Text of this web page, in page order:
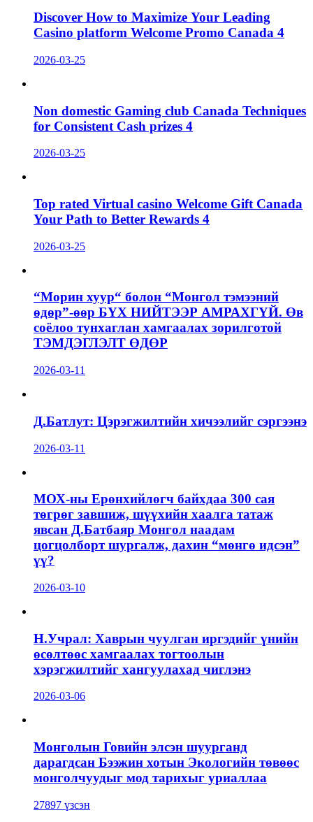
Discover How to Maximize Your Leading
Casino platform Welcome Promo Canada 4
2026-03-25
Non domestic Gaming club Canada Techniques
for Consistent Cash prizes 4
2026-03-25
Top rated Virtual casino Welcome Gift Canada
Your Path to Better Rewards 4
2026-03-25
“Морин хуур“ болон “Монгол тэмээний
өдөр”-өөр БҮХ НИЙТЭЭР АМРАХГҮЙ. Өв
соёлоо тунхаглан хамгаалах зорилготой
ТЭМДЭГЛЭЛТ ӨДӨР
2026-03-11
Д.Батлут: Цэрэгжилтийн хичээлийг сэргээнэ
2026-03-11
МОХ-ны Ерөнхийлөгч байхдаа 300 сая
төгрөг завшиж, шүүхийн хаалга татаж
явсан Д.Батбаяр Монгол наадам
цогцолборт шургалж, дахин “мөнгө идсэн”
үү?
2026-03-10
Н.Учрал: Хаврын чуулган иргэдийг үнийн
өсөлтөөс хамгаалах тогтоолын
хэрэгжилтийг хангуулахад чиглэнэ
2026-03-06
Монголын Говийн элсэн шуурганд
дарагдсан Бээжин хотын Экологийн төвөөс
монголчуудыг мод тарихыг уриаллаа
27897 үзсэн